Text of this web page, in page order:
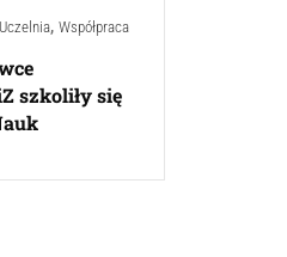
Uczelnia, Współpraca
szkoliły się